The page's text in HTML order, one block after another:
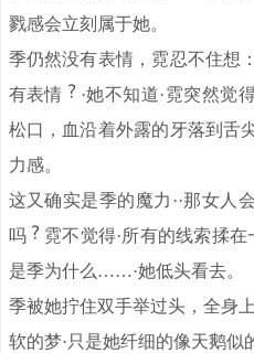
戮感会立刻属于她。
季仍然没有表情，霓忍不住想
有表情
·她不知道·霓突然觉
松口，血沿着外露的牙落到舌
力感。
这又确实是季的魔力··那女人
吗
霓不觉得·所有的线索揉在
是季为什么……·她低头看去。
季被她拧住双手举过头，全身
软的梦·只是她纤细的像天鹅似